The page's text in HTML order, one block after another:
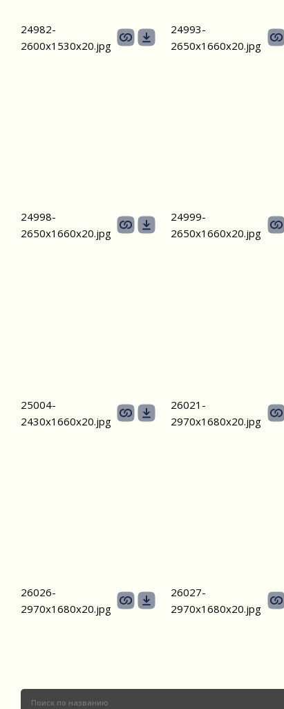
24982-
2600х1530x20.jpg
24993-
2650х1660x20.jpg
24998-
2650х1660x20.jpg
24999-
2650х1660x20.jpg
25004-
2430х1660x20.jpg
26021-
2970х1680x20.jpg
26026-
2970х1680x20.jpg
26027-
2970х1680x20.jpg